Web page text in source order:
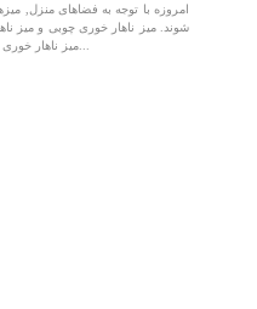
شوند. میز ناهار خوری چوبی و میز